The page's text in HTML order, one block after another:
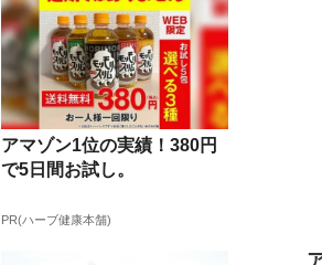
アマゾン1位の実績！380円
で5日間お試し。
PR(ハーブ健康本舗)